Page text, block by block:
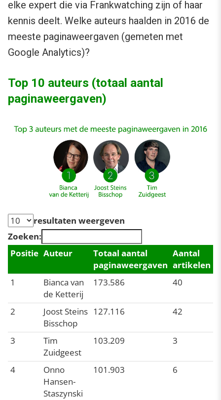
elke expert die via Frankwatching zijn of haar
kennis deelt. Welke auteurs haalden in 2016 de
meeste paginaweergaven (gemeten met
Google Analytics)?
Top 10 auteurs (totaal aantal
paginaweergaven)
resultaten weergeven
Zoeken:
Positie Auteur
Totaal aantal
paginaweergaven
Aantal
artikelen
1
Bianca van
de Ketterij
173.586 40
2
Joost Steins
Bisschop
127.116 42
3
Tim
Zuidgeest
103.209 3
4
Onno
Hansen-
Staszynski
101.903 6